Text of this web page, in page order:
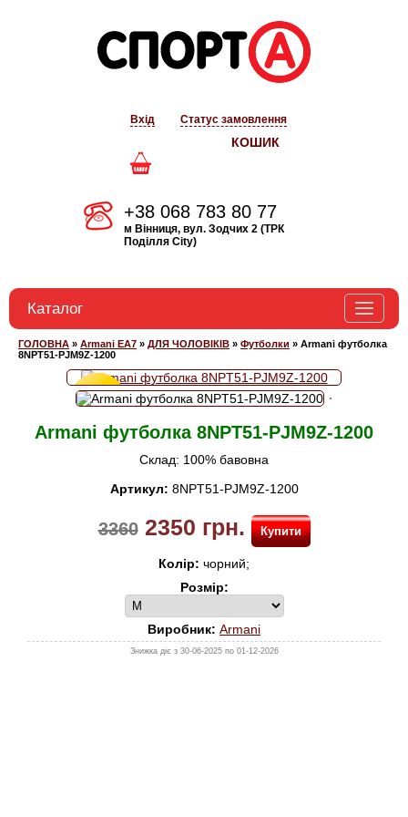
Вхід Статус замовлення
КОШИК
+38 068 783 80 77
м Вінниця, вул. Зодчих 2 (ТРК
Поділля City)
Каталог
BOGNER
ARMANI EA7
BIKKEMBERGS
ГОЛОВНА » Armani EA7 » ДЛЯ ЧОЛОВІКІВ » Футболки » Armani футболка
8NPT51-PJM9Z-1200
Знижка
30%
Armani футболка 8NPT51-PJM9Z-1200
Склад: 100% бавовна
Артикул: 8NPT51-PJM9Z-1200
3360 2350 грн. Купити
Колір: чорний;
Розмір:
Виробник: Armani
Знижка діє з 30-06-2025 по 01-12-2026